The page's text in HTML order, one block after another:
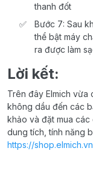
thanh đốt
Bước 7: Sau
thể bật máy
ra được làm
Lời kết:
Trên đây Elmich vừa
không dầu đến các
khảo và đặt mua các
dung tích, tính năng
https://shop.elmich.vn